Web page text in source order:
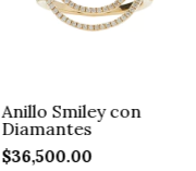
Anillo Smiley con
Diamantes
$36,500.00